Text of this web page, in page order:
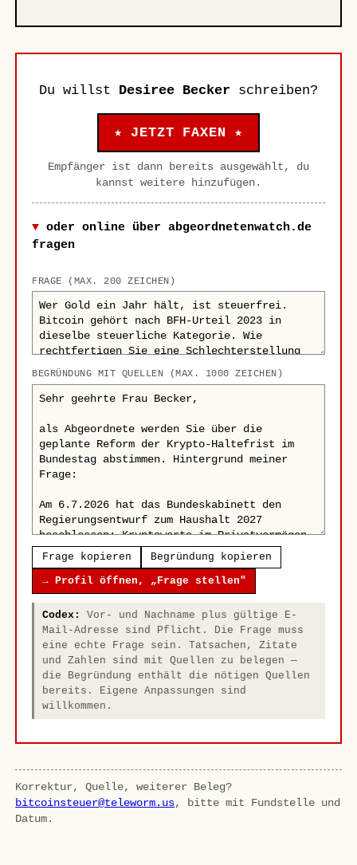
Du willst Desiree Becker schreiben?
★ JETZT FAXEN ★
Empfänger ist dann bereits ausgewählt, du
kannst weitere hinzufügen.
oder online über abgeordnetenwatch.de
fragen
FRAGE (MAX. 200 ZEICHEN)
BEGRÜNDUNG MIT QUELLEN (MAX. 1000 ZEICHEN)
Frage kopieren Begründung kopieren
→ Profil öffnen, „Frage stellen"
Codex:
Vor- und Nachname plus gültige E-
Mail-Adresse sind Pflicht. Die Frage muss
eine echte Frage sein. Tatsachen, Zitate
und Zahlen sind mit Quellen zu belegen —
die Begründung enthält die nötigen Quellen
bereits. Eigene Anpassungen sind
willkommen.
Korrektur, Quelle, weiterer Beleg?
bitcoinsteuer@teleworm.us, bitte mit Fundstelle und
Datum.